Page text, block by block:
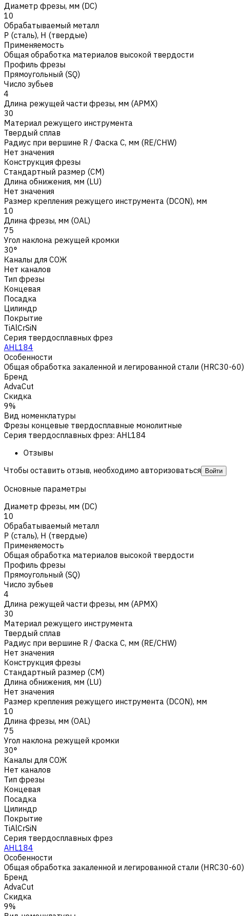
Диаметр фрезы, мм (DC)
10
Обрабатываемый металл
Р (сталь), H (твердые)
Применяемость
Общая обработка материалов высокой твердости
Профиль фрезы
Прямоугольный (SQ)
Число зубьев
4
Длина режущей части фрезы, мм (APMX)
30
Материал режущего инструмента
Твердый сплав
Радиус при вершине R / Фаска C, мм (RE/CHW)
Нет значения
Конструкция фрезы
Стандартный размер (CM)
Длина обнижения, мм (LU)
Нет значения
Размер крепления режущего инструмента (DCON), мм
10
Длина фрезы, мм (OAL)
75
Угол наклона режущей кромки
30°
Каналы для СОЖ
Нет каналов
Тип фрезы
Концевая
Посадка
Цилиндр
Покрытие
TiAlCrSiN
Серия твердосплавных фрез
AHL184
Особенности
Общая обработка закаленной и легированной стали (HRC30-60)
Бренд
AdvaCut
Скидка
9%
Вид номенклатуры
Фрезы концевые твердосплавные монолитные
Серия твердосплавных фрез: AHL184
Отзывы
Чтобы оставить отзыв, необходимо авторизоваться
Войти
Основные параметры
Диаметр фрезы, мм (DC)
10
Обрабатываемый металл
Р (сталь), H (твердые)
Применяемость
Общая обработка материалов высокой твердости
Профиль фрезы
Прямоугольный (SQ)
Число зубьев
4
Длина режущей части фрезы, мм (APMX)
30
Материал режущего инструмента
Твердый сплав
Радиус при вершине R / Фаска C, мм (RE/CHW)
Нет значения
Конструкция фрезы
Стандартный размер (CM)
Длина обнижения, мм (LU)
Нет значения
Размер крепления режущего инструмента (DCON), мм
10
Длина фрезы, мм (OAL)
75
Угол наклона режущей кромки
30°
Каналы для СОЖ
Нет каналов
Тип фрезы
Концевая
Посадка
Цилиндр
Покрытие
TiAlCrSiN
Серия твердосплавных фрез
AHL184
Особенности
Общая обработка закаленной и легированной стали (HRC30-60)
Бренд
AdvaCut
Скидка
9%